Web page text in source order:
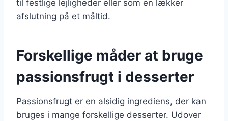
til festlige lejligheder eller som en lækker
afslutning på et måltid.
Forskellige måder at bruge
passionsfrugt i desserter
Passionsfrugt er en alsidig ingrediens, der kan
bruges i mange forskellige desserter. Udover